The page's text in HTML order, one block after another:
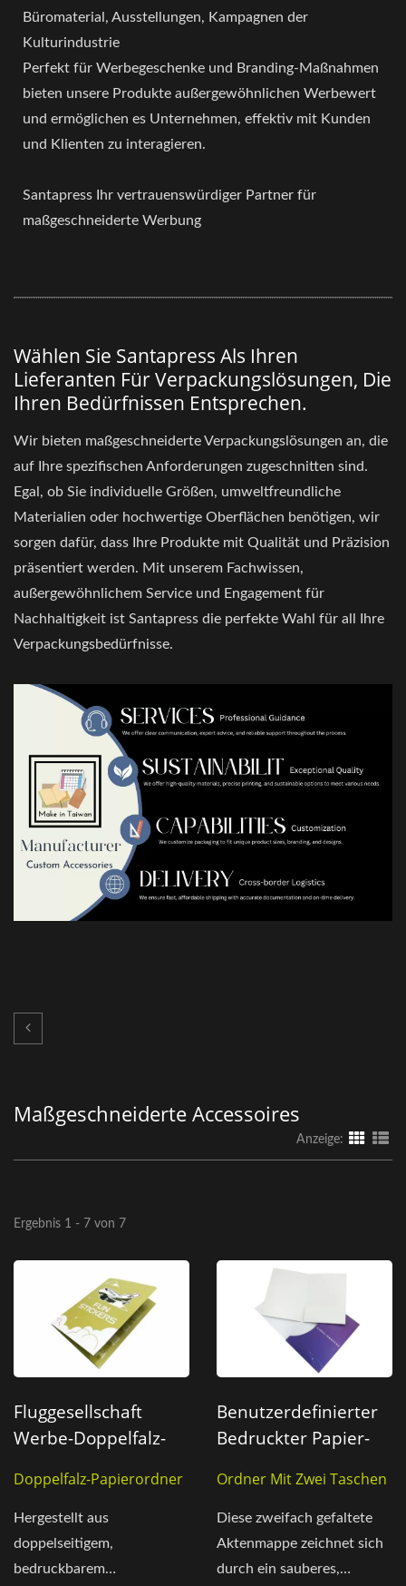
Büromaterial, Ausstellungen, Kampagnen der
Kulturindustrie
Perfekt für Werbegeschenke und Branding-Maßnahmen
bieten unsere Produkte außergewöhnlichen Werbewert
und ermöglichen es Unternehmen, effektiv mit Kunden
und Klienten zu interagieren.
Santapress Ihr vertrauenswürdiger Partner für
maßgeschneiderte Werbung
Wählen Sie Santapress Als Ihren
Lieferanten Für Verpackungslösungen, Die
Ihren Bedürfnissen Entsprechen.
Wir bieten maßgeschneiderte Verpackungslösungen an, die
auf Ihre spezifischen Anforderungen zugeschnitten sind.
Egal, ob Sie individuelle Größen, umweltfreundliche
Materialien oder hochwertige Oberflächen benötigen, wir
sorgen dafür, dass Ihre Produkte mit Qualität und Präzision
präsentiert werden. Mit unserem Fachwissen,
außergewöhnlichem Service und Engagement für
Nachhaltigkeit ist Santapress die perfekte Wahl für all Ihre
Verpackungsbedürfnisse.
Maßgeschneiderte Accessoires
Anzeige:
Ergebnis 1 - 7 von 7
Fluggesellschaft
Werbe-Doppelfalz-
Doppelfalz-Papierordner
Hergestellt aus
doppelseitigem,
bedruckbarem
Benutzerdefinierter
Bedruckter Papier-
Taschen
Ordner Mit Zwei Taschen
Diese zweifach gefaltete
Aktenmappe zeichnet sich
durch ein sauberes,